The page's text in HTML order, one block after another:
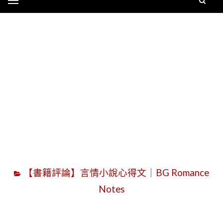
【書籍評論】言情小說心得文｜BG Romance
Notes